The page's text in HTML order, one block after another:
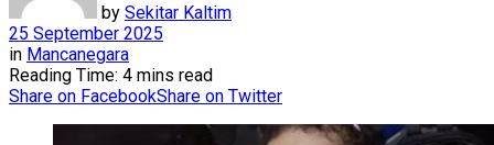
by Sekitar Kaltim
25 September 2025
in Mancanegara
Reading Time: 4 mins read
Share on FacebookShare on Twitter